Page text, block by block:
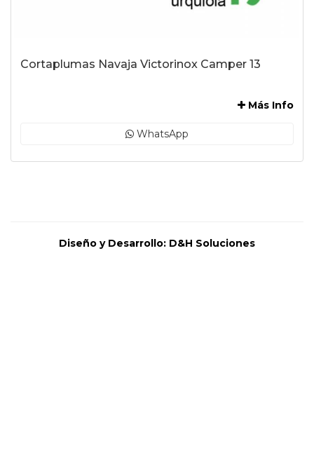
Cortaplumas Navaja Victorinox Camper 13
Más Info
WhatsApp
Diseño y Desarrollo: D&H Soluciones